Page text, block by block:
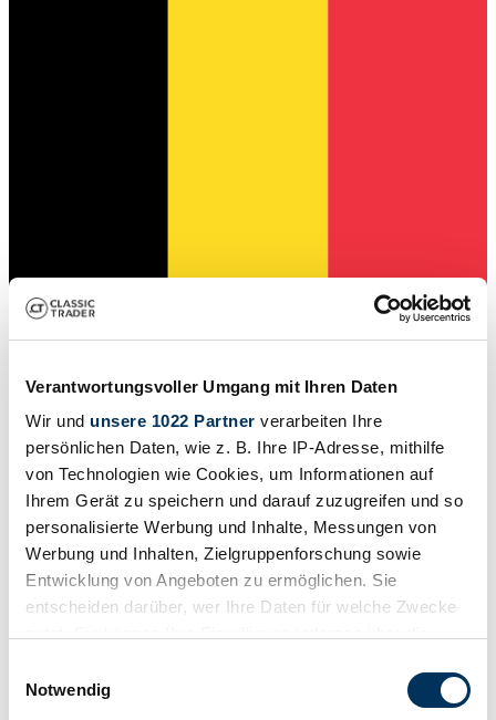
Verantwortungsvoller Umgang mit Ihren Daten
Wir und unsere 1022 Partner verarbeiten Ihre
persönlichen Daten, wie z. B. Ihre IP-Adresse, mithilfe
von Technologien wie Cookies, um Informationen auf
Ihrem Gerät zu speichern und darauf zuzugreifen und so
personalisierte Werbung und Inhalte, Messungen von
Werbung und Inhalten, Zielgruppenforschung sowie
Entwicklung von Angeboten zu ermöglichen. Sie
entscheiden darüber, wer Ihre Daten für welche Zwecke
Trigger Symbol ändern oder widerrufen
Notwendig
Tachostand (abgelesen)
Leistung (kW/PS)
13 / 18